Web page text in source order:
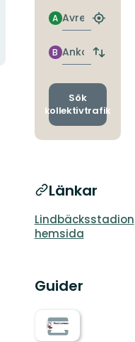
Avresa
A
Hitta
Ankomst
B
Byt
och
Sök
kollektivtrafik
Länkar
Lindbäcksstadion
hemsida
Guider